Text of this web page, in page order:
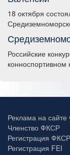
18 октября
Российские
Реклама на
Членство ФКСР
Регистрация ФКСР
Регистрация FEI